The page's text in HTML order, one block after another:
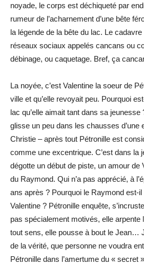
noyade, le corps est déchiqueté par
rumeur de l’acharnement d’une bête
la légende de la bête du lac. Le
réseaux sociaux appelés cancans ou
débinage, ou caquetage. Bref, ça
La noyée, c’est Valentine la soeur de
ville et qu’elle revoyait peu. Pourquoi
lac qu’elle aimait tant dans sa
glisse un peu dans les chausses d’une
Christie – après tout Pétronille est
comme une excentrique. C’est dans la
dégotte un début de piste, un amour de
du Raymond. Qui n’a pas apprécié, à
ans après ? Pourquoi le Raymond est-
Valentine ? Pétronille enquête,
pas spécialement motivés, elle arpente
tout sens, elle pousse à bout le Jean…
de la vérité, que personne ne voudra
Pétronille dans l’amertume du « secret